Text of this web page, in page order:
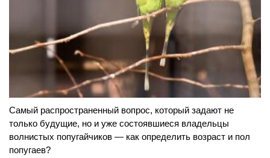
Самый распространенный вопрос, который задают не
только будущие, но и уже состоявшиеся владельцы
волнистых попугайчиков — как определить возраст и пол
попугаев?